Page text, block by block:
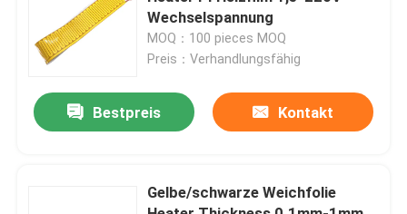
Nachrichten
Fordern Sie ein Zitat
Wechselspannung
MOQ：100 pieces MOQ
Preis：Verhandlungsfähig
Bestpreis Kontakt
Gelbe/schwarze Weichfolie